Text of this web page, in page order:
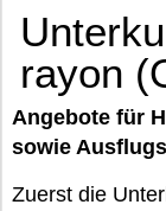
rayon
Angebote für
sowie
Zuerst die